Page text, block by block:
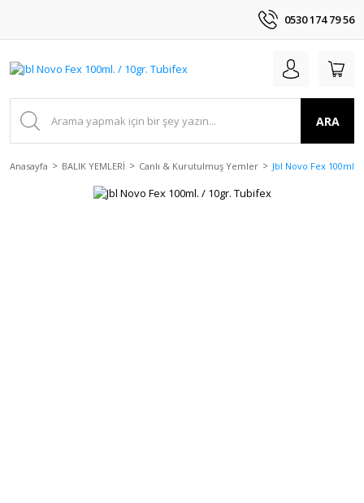
0530 174 79 56
ARA
Anasayfa BALIK YEMLERİ Canlı & Kurutulmuş Yemler Jbl Novo Fex 100ml.